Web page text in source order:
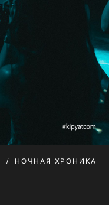
НОЧНАЯ ХРОНИКА